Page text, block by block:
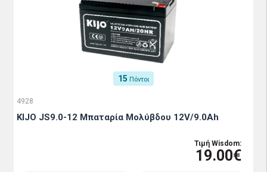
15 Πόντοι
4928
KIJO JS9.0-12 Μπαταρία Mολύβδου 12V/9.0Ah
Τιμή Wisdom:
19.00€